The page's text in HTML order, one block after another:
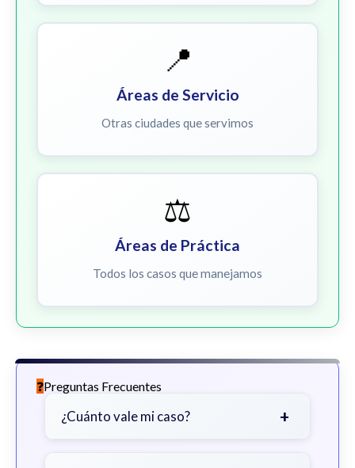
📍
Áreas de Servicio
Otras ciudades que servimos
⚖️
Áreas de Práctica
Todos los casos que manejamos
Preguntas Frecuentes
¿Cuánto vale mi caso? +